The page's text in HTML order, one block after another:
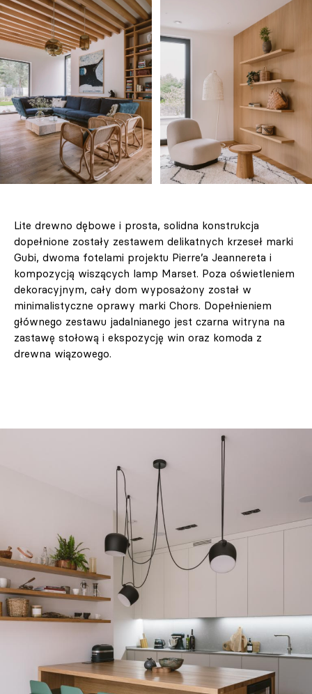
Lite drewno dębowe i prosta, solidna konstrukcja
dopełnione zostały zestawem delikatnych krzeseł marki
Gubi, dwoma fotelami projektu Pierre’a Jeannereta i
kompozycją wiszących lamp Marset. Poza oświetleniem
dekoracyjnym, cały dom wyposażony został w
minimalistyczne oprawy marki Chors. Dopełnieniem
głównego zestawu jadalnianego jest czarna witryna na
zastawę stołową i ekspozycję win oraz komoda z
drewna wiązowego.